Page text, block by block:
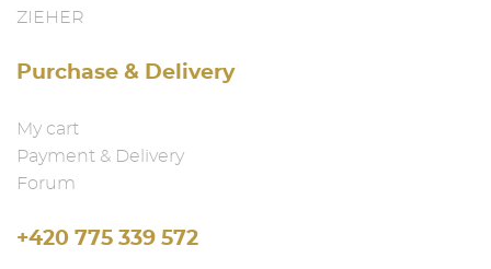
ZIEHER
Purchase & Delivery
My cart
Payment & Delivery
Forum
+420 775 339 572